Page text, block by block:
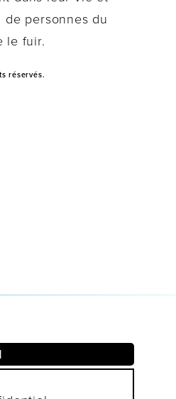
personnes du
le fuir.
réservés.